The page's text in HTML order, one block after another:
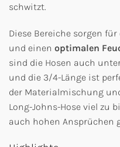
schwitzt.
Diese Bereiche sorgen für
und einen optimalen
sind die Hosen auch
und die 3/4-Länge ist
der Materialmischung
Long-Johns-Hose viel zu
auch hohen Ansprüchen